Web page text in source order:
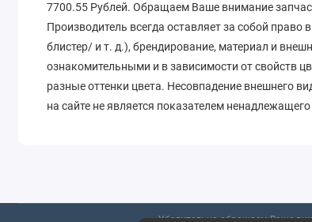
7700.55 Рублей. Обращаем Ваше внимание
Производитель всегда оставляет за собой
блистер/ и т. д.), брендирование, материал и
ознакомительными и в зависимости от свойств
разные оттенки цвета. Несовпадение внешнего
на сайте не является показателем